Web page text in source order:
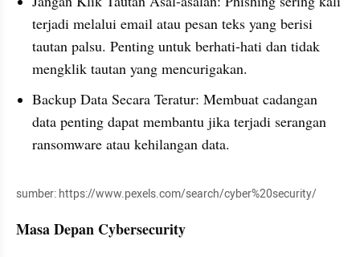
terjadi melalui email atau pesan teks yang berisi
tautan palsu. Penting untuk berhati-hati dan tidak
mengklik tautan yang mencurigakan.
Backup Data Secara Teratur: Membuat cadangan
data penting dapat membantu jika terjadi serangan
ransomware atau kehilangan data.
sumber: https://www.pexels.com/search/cyber%20security/
Masa Depan Cybersecurity